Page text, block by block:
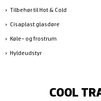
Tilbehør til Hot & Cold
Cisaplast glasdøre
Køle- og frostrum
Hyldeudstyr
COOL